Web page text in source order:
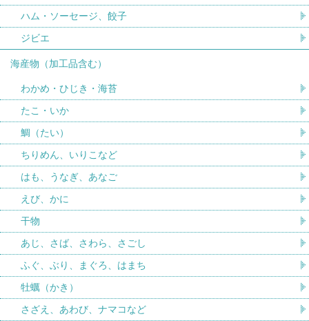
ハム・ソーセージ、餃子
ジビエ
海産物（加工品含む）
わかめ・ひじき・海苔
たこ・いか
鯛（たい）
ちりめん、いりこなど
はも、うなぎ、あなご
えび、かに
干物
あじ、さば、さわら、さごし
ふぐ、ぶり、まぐろ、はまち
牡蠣（かき）
さざえ、あわび、ナマコなど